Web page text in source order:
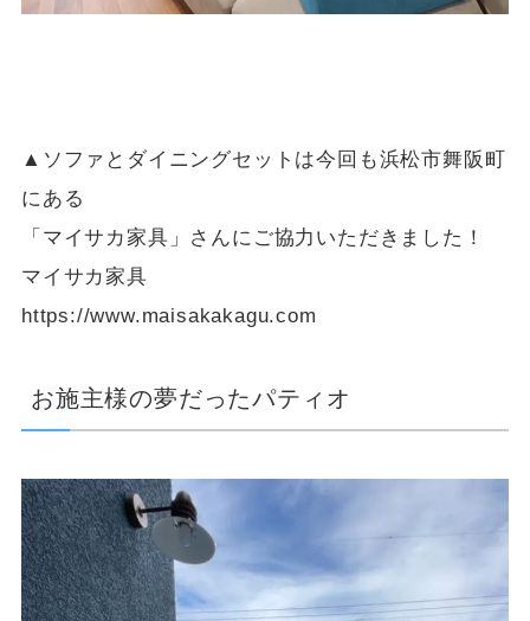
▲ソファとダイニングセットは今回も浜松市舞阪町
にある
「マイサカ家具」さんにご協力いただきました！
マイサカ家具
https://www.maisakakagu.com
お施主様の夢だったパティオ